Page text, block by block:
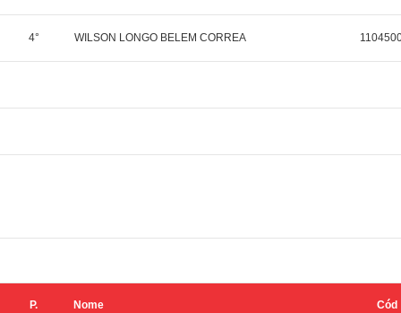
4° WILSON LONGO BELEM CORREA
P. Nome Cód